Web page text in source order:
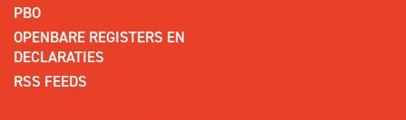
PBO
OPENBARE REGISTERS EN
DECLARATIES
RSS FEEDS